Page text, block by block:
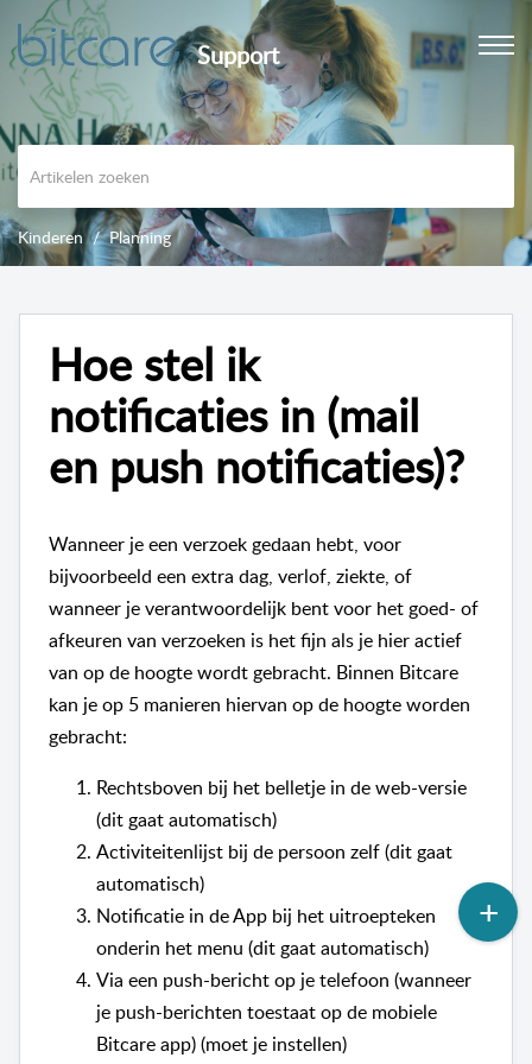
Support
Kinderen Planning
Hoe stel ik
notificaties in (mail
en push notificaties)?
Wanneer je een verzoek gedaan hebt, voor
bijvoorbeeld een extra dag, verlof, ziekte, of
wanneer je verantwoordelijk bent voor het goed- of
afkeuren van verzoeken is het fijn als je hier actief
van op de hoogte wordt gebracht. Binnen Bitcare
kan je op 5 manieren hiervan op de hoogte worden
gebracht:
Rechtsboven bij het belletje in de web-versie
(dit gaat automatisch)
Activiteitenlijst bij de persoon zelf (dit gaat
automatisch)
Notificatie in de App bij het uitroepteken
onderin het menu (dit gaat automatisch)
Via een push-bericht op je telefoon (wanneer
je push-berichten toestaat op de mobiele
Bitcare app) (moet je instellen)